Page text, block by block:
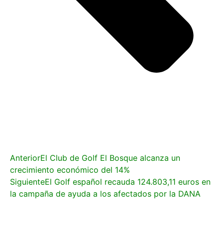
AnteriorEl Club de Golf El Bosque alcanza un
crecimiento económico del 14%
SiguienteEl Golf español recauda 124.803,11 euros en
la campaña de ayuda a los afectados por la DANA